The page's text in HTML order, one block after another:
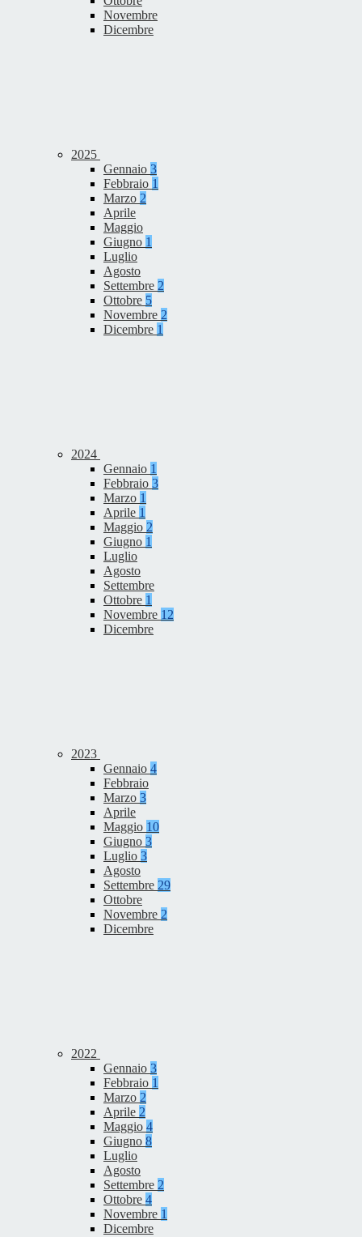
Novembre
Dicembre
2025
Gennaio 3
Febbraio 1
Marzo 2
Aprile
Maggio
Giugno 1
Luglio
Agosto
Settembre 2
Ottobre 5
Novembre 2
Dicembre 1
2024
Gennaio 1
Febbraio 3
Marzo 1
Aprile 1
Maggio 2
Giugno 1
Luglio
Agosto
Settembre
Ottobre 1
Novembre 12
Dicembre
2023
Gennaio 4
Febbraio
Marzo 3
Aprile
Maggio 10
Giugno 3
Luglio 3
Agosto
Settembre 29
Ottobre
Novembre 2
Dicembre
2022
Gennaio 3
Febbraio 1
Marzo 2
Aprile 2
Maggio 4
Giugno 8
Luglio
Agosto
Settembre 2
Ottobre 4
Novembre 1
Dicembre